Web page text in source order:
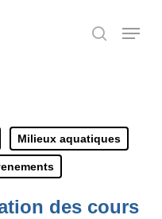
search
Menu
Milieux aquatiques
des cours